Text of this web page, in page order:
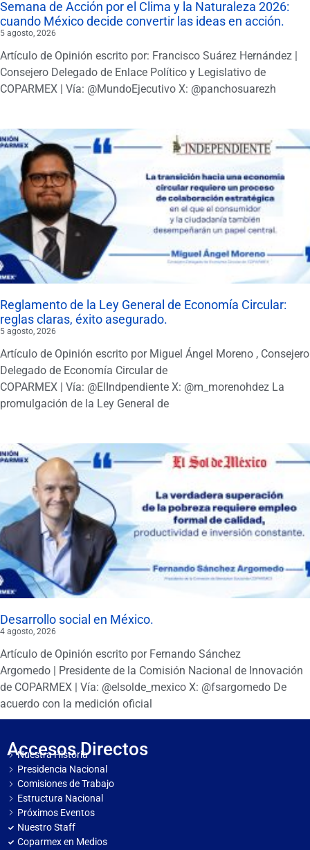
Semana de Acción por el Clima y la Naturaleza 2026:
cuando México decide convertir las ideas en acción.
5 agosto, 2026
Artículo de Opinión escrito por: Francisco Suárez Hernández |
Consejero Delegado de Enlace Político y Legislativo de
COPARMEX | Vía: @MundoEjecutivo X: @panchosuarezh
Reglamento de la Ley General de Economía Circular:
reglas claras, éxito asegurado.
5 agosto, 2026
Artículo de Opinión escrito por Miguel Ángel Moreno , Consejero
Delegado de Economía Circular de
COPARMEX | Vía: @ElIndpendiente X: @m_morenohdez La
promulgación de la Ley General de
Desarrollo social en México.
4 agosto, 2026
Artículo de Opinión escrito por Fernando Sánchez
Argomedo | Presidente de la Comisión Nacional de Innovación
de COPARMEX | Vía: @elsolde_mexico X: @fsargomedo De
acuerdo con la medición oficial
Accesos Directos
Nuestra Historia
Presidencia Nacional
Comisiones de Trabajo
Estructura Nacional
Próximos Eventos
Nuestro Staff
Coparmex en Medios